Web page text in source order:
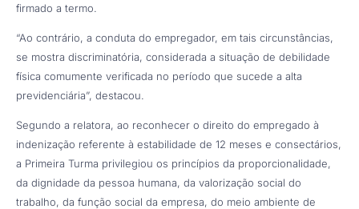
firmado a termo.
“Ao contrário, a conduta do empregador, em tais circunstâncias,
se mostra discriminatória, considerada a situação de debilidade
física comumente verificada no período que sucede a alta
previdenciária”, destacou.
Segundo a relatora, ao reconhecer o direito do empregado à
indenização referente à estabilidade de 12 meses e consectários,
a Primeira Turma privilegiou os princípios da proporcionalidade,
da dignidade da pessoa humana, da valorização social do
trabalho, da função social da empresa, do meio ambiente de